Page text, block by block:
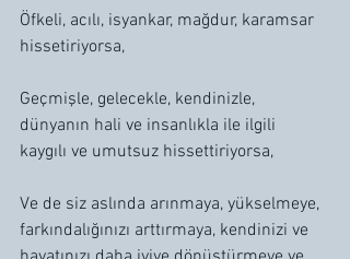
Öfkeli, acılı, isyankar, mağdur, karamsar
hissetiriyorsa,
Geçmişle, gelecekle, kendinizle,
dünyanın hali ve insanlıkla ile ilgili
kaygılı ve umutsuz hissettiriyorsa,
Ve de siz aslında arınmaya, yükselmeye,
farkındalığınızı arttırmaya, kendinizi ve